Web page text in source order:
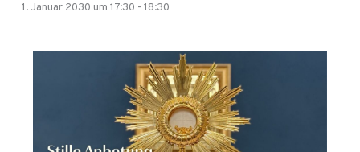
1. Januar 2030 um 17:30 -18:30